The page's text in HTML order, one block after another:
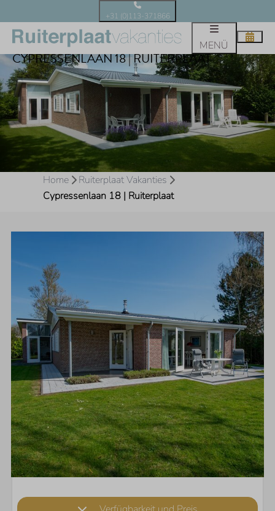
+31 (0)113-371866
MENÜ
CYPRESSENLAAN 18 | RUITERPLAAT
Home
Ruiterplaat Vakanties
Cypressenlaan 18 | Ruiterplaat